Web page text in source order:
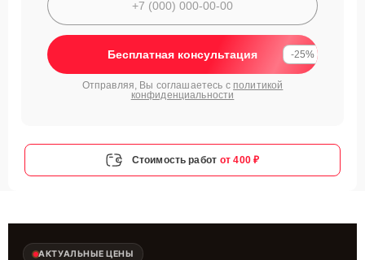
Бесплатная консультация -25%
Отправляя, Вы соглашаетесь с политикой
конфиденциальности
Стоимость работ от 400 ₽
АКТУАЛЬНЫЕ ЦЕНЫ